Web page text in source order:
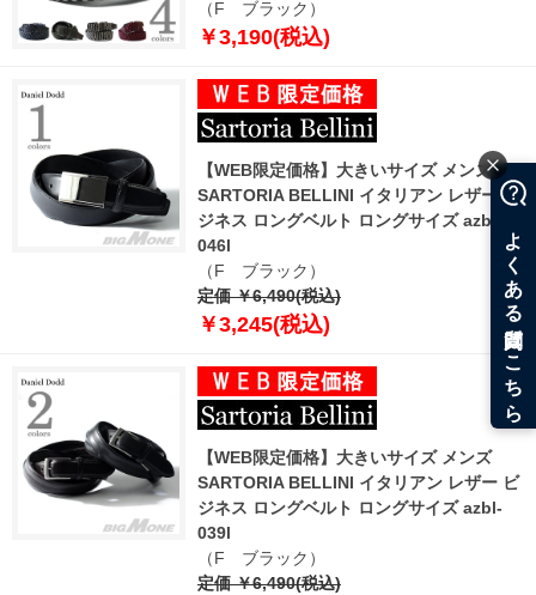
（F ブラック）
￥3,190(税込)
【WEB限定価格】大きいサイズ メンズ
SARTORIA BELLINI イタリアン レザー ビ
ジネス ロングベルト ロングサイズ azbl-
046l
（F ブラック）
定価 ￥6,490(税込)
￥3,245(税込)
【WEB限定価格】大きいサイズ メンズ
SARTORIA BELLINI イタリアン レザー ビ
ジネス ロングベルト ロングサイズ azbl-
039l
（F ブラック）
定価 ￥6,490(税込)